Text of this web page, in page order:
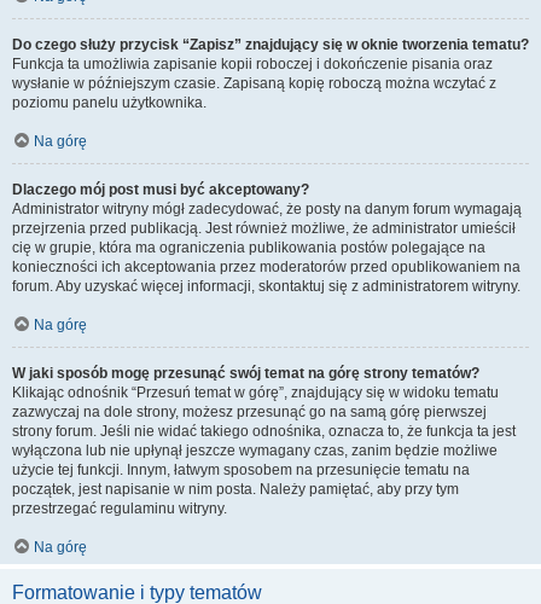
Do czego służy przycisk “Zapisz” znajdujący się w oknie tworzenia tematu?
Funkcja ta umożliwia zapisanie kopii roboczej i dokończenie pisania oraz
wysłanie w późniejszym czasie. Zapisaną kopię roboczą można wczytać z
poziomu panelu użytkownika.
Na górę
Dlaczego mój post musi być akceptowany?
Administrator witryny mógł zadecydować, że posty na danym forum wymagają
przejrzenia przed publikacją. Jest również możliwe, że administrator umieścił
cię w grupie, która ma ograniczenia publikowania postów polegające na
konieczności ich akceptowania przez moderatorów przed opublikowaniem na
forum. Aby uzyskać więcej informacji, skontaktuj się z administratorem witryny.
Na górę
W jaki sposób mogę przesunąć swój temat na górę strony tematów?
Klikając odnośnik “Przesuń temat w górę”, znajdujący się w widoku tematu
zazwyczaj na dole strony, możesz przesunąć go na samą górę pierwszej
strony forum. Jeśli nie widać takiego odnośnika, oznacza to, że funkcja ta jest
wyłączona lub nie upłynął jeszcze wymagany czas, zanim będzie możliwe
użycie tej funkcji. Innym, łatwym sposobem na przesunięcie tematu na
początek, jest napisanie w nim posta. Należy pamiętać, aby przy tym
przestrzegać regulaminu witryny.
Na górę
Formatowanie i typy tematów